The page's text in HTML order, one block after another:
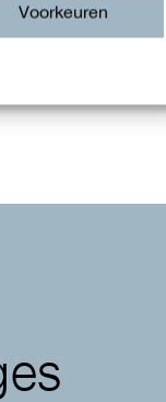
Voorkeuren